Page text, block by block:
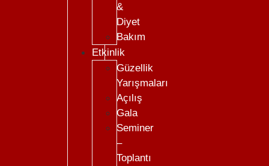
&
Diyet
Bakım
Etkinlik
Güzellik
Yarışmaları
Açılış
Gala
Seminer
–
Toplantı